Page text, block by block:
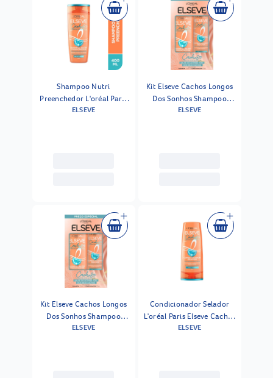
Shampoo Nutri
Preenchedor L'oréal Paris
Elseve Cachos Longos Dos
ELSEVE
Kit Elseve Cachos Longos
Dos Sonhos Shampoo
375ml + Condicionador
ELSEVE
Kit Elseve Cachos Longos
Dos Sonhos Shampoo
375ml + Condicionador
ELSEVE
Condicionador Selador
L'oréal Paris Elseve Cachos
Longos Dos Sonhos 400ml
ELSEVE